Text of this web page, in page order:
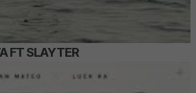
FT SLAYTER